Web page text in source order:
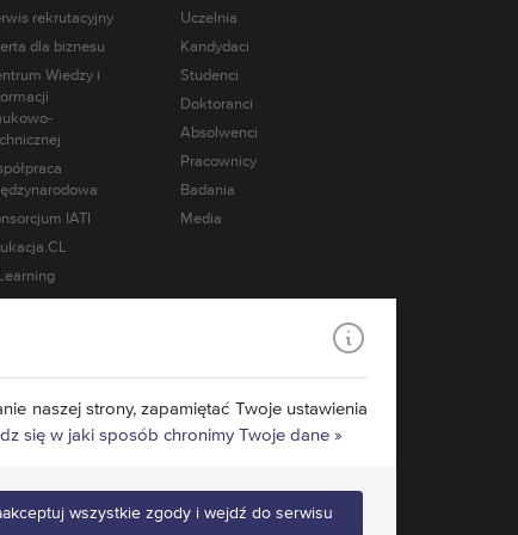
rekrutacyjny
dla biznesu
Wiedzy i
IATI
Uczelnia
Kandydaci
Studenci
Doktoranci
Absolwenci
Pracownicy
Badania
Media
naszej strony, zapamiętać Twoje ustawienia
się w jaki sposób chronimy Twoje dane »
wszystkie zgody i wejdź do serwisu